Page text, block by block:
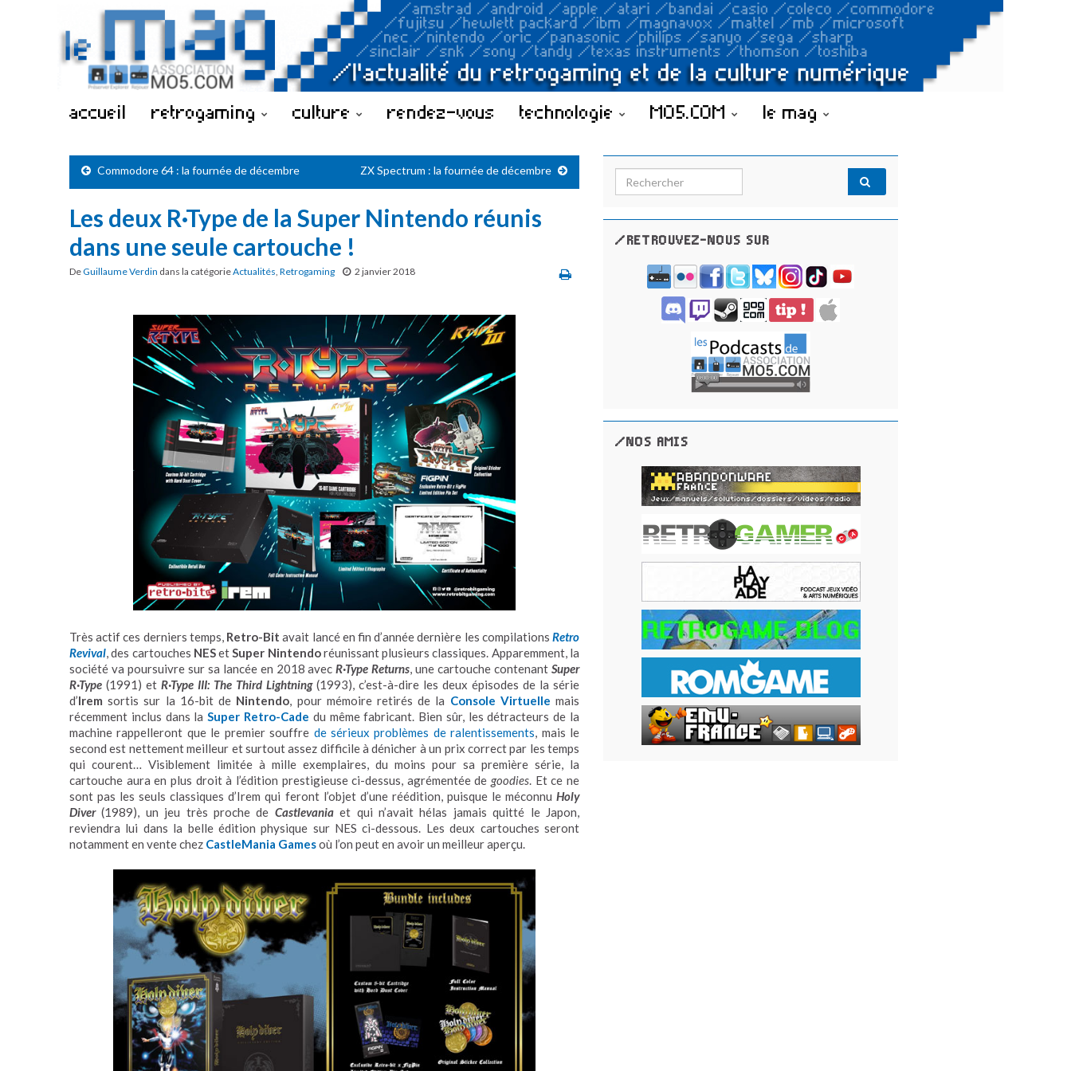
accueil retrogaming culture rendez-vous technologie MO5.COM le mag
Commodore 64 : la fournée de décembre ZX Spectrum : la fournée de décembre
Les deux R·Type de la Super Nintendo réunis
dans une seule cartouche !
DeGuillaume Verdin dans la catégorieActualités, Retrogaming 2 janvier 2018
Très actif ces derniers temps, Retro-Bit avait lancé en fin d’année dernière les compilationsRetro
Revival, des cartouches NESetSuper Nintendoréunissant plusieurs classiques. Apparemment, la
société va poursuivre sur sa lancée en 2018 avecR·Type Returns, une cartouche contenantSuper
R·Type (1991) et R·Type III: The Third Lightning(1993), c’est-à-dire les deux épisodes de la série
d’Irem sortis sur la 16-bit de Nintendo, pour mémoire retirés de la Console Virtuelle mais
récemment inclus dans laSuper Retro-Cade du même fabricant. Bien sûr, les détracteurs de la
machine rappelleront que le premier souffre de sérieux problèmes de ralentissements, mais le
second est nettement meilleur et surtout assez difficile à dénicher à un prix correct par les temps
qui courent… Visiblement limitée à mille exemplaires, du moins pour sa première série, la
cartouche aura en plus droit à l’édition prestigieuse ci-dessus, agrémentée degoodies. Et ce ne
sont pas les seuls classiques d’Irem qui feront l’objet d’une réédition, puisque le méconnu Holy
Diver(1989), un jeu très proche de Castlevaniaet qui n’avait hélas jamais quitté le Japon,
reviendra lui dans la belle édition physique sur NES ci-dessous. Les deux cartouches seront
notamment en vente chez CastleMania Gamesoù l’on peut en avoir un meilleur aperçu.
Search for:
/RETROUVEZ-NOUS SUR
/NOS AMIS